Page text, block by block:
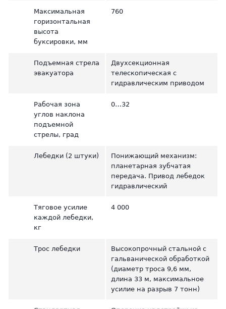
Максимальная
горизонтальная
высота
буксировки, мм
760
Подъемная стрела
эвакуатора
Двухсекционная
телескопическая с
гидравлическим приводом
Рабочая зона
углов наклона
подъемной
стрелы, град
0…32
Лебедки (2 штуки)
Понижающий механизм:
планетарная зубчатая
передача. Привод лебедок
гидравлический
Тяговое усилие
каждой лебедки,
кг
4 000
Трос лебедки
Высокопрочный стальной с
гальванической обработкой
(диаметр троса 9,6 мм,
длина 33 м, максимальное
усилие на разрыв 7 тонн)